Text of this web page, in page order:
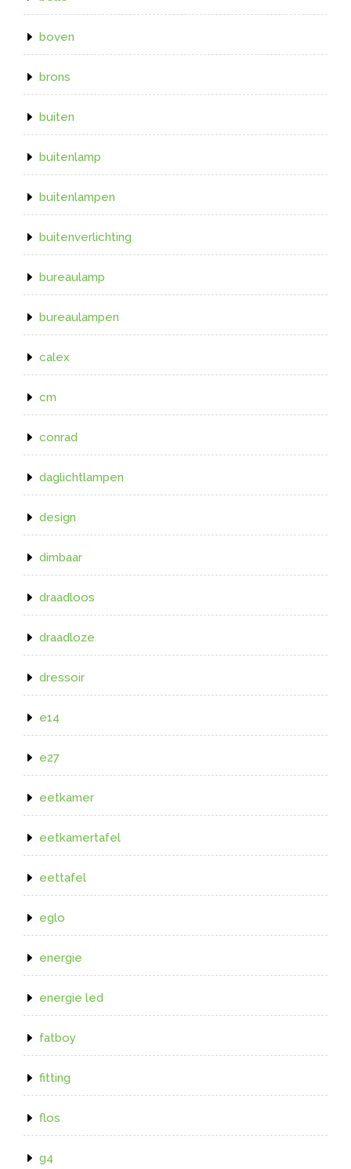
boven
brons
buiten
buitenlamp
buitenlampen
buitenverlichting
bureaulamp
bureaulampen
calex
cm
conrad
daglichtlampen
design
dimbaar
draadloos
draadloze
dressoir
e14
e27
eetkamer
eetkamertafel
eettafel
eglo
energie
energie led
fatboy
fitting
flos
g4